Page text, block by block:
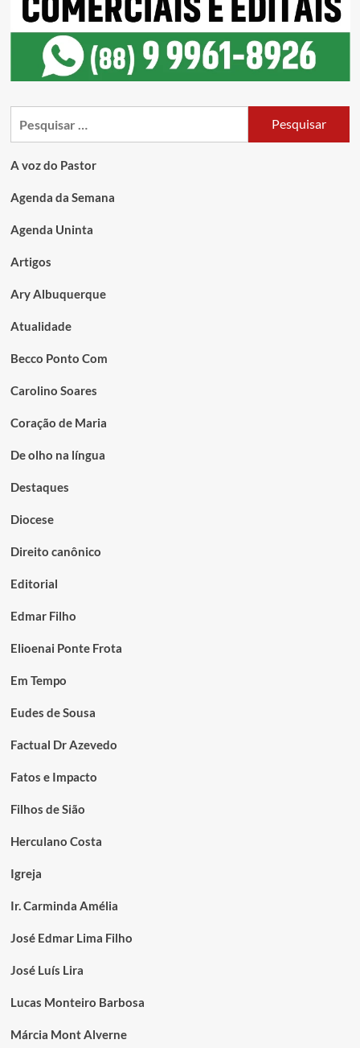
A voz do Pastor
Agenda da Semana
Agenda Uninta
Artigos
Ary Albuquerque
Atualidade
Becco Ponto Com
Carolino Soares
Coração de Maria
De olho na língua
Destaques
Diocese
Direito canônico
Editorial
Edmar Filho
Elioenai Ponte Frota
Em Tempo
Eudes de Sousa
Factual Dr Azevedo
Fatos e Impacto
Filhos de Sião
Herculano Costa
Igreja
Ir. Carminda Amélia
José Edmar Lima Filho
José Luís Lira
Lucas Monteiro Barbosa
Márcia Mont Alverne